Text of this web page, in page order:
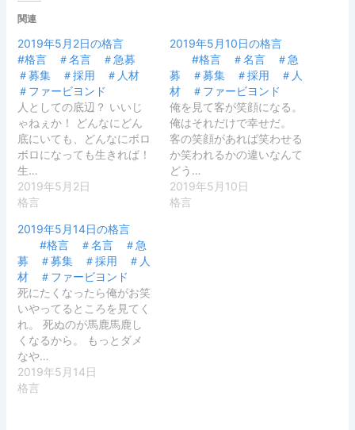
関連
2019年5月2日の格言
#格言 ＃名言 ＃急募
＃募集 ＃採用 ＃人材
＃ファービヨンド
人としての底辺？ いいじ
ゃねぇか！ どんなにどん
底にいても、どんなにボロ
ボロになっても生きれば！
生…
2019年5月2日
格言
2019年5月10日の格言
#格言 ＃名言 ＃急
募 ＃募集 ＃採用 ＃人
材 ＃ファービヨンド
俺を見て客が笑顔になる。
俺はそれだけで幸せだ。
客の笑顔があれば笑わせる
か笑われるかの違いなんて
どう…
2019年5月10日
格言
2019年5月14日の格言
#格言 ＃名言 ＃急
募 ＃募集 ＃採用 ＃人
材 ＃ファービヨンド
死にたくなったら俺がお笑
いやってるところを見てく
れ。 死ぬのが馬鹿馬鹿し
くなるから。 もっとダメ
なや…
2019年5月14日
格言